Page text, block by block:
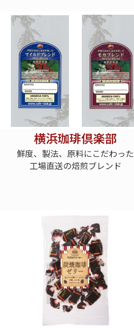
横浜珈琲倶楽部
鮮度、製法、原料にこだわった
工場直送の焙煎ブレンド